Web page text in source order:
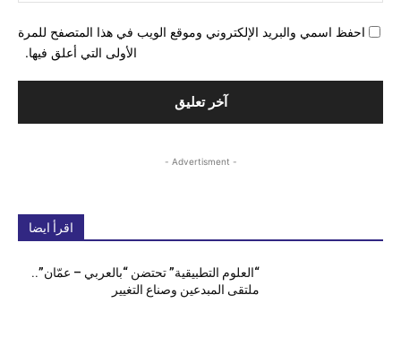
احفظ اسمي والبريد الإلكتروني وموقع الويب في هذا المتصفح للمرة
الأولى التي أعلق فيها.
- Advertisment -
اقرأ ايضا
“العلوم التطبيقية” تحتضن “بالعربي – عمّان”..
ملتقى المبدعين وصناع التغيير